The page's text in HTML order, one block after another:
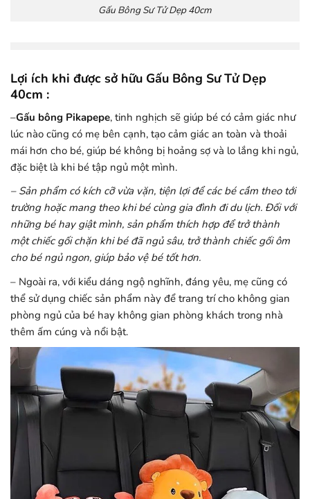
Gấu Bông Sư Tử Dẹp 40cm
Lợi ích khi được sở hữu Gấu Bông Sư Tử Dẹp
40cm :
–Gấu bông Pikapepe, tinh nghịch sẽ giúp bé có cảm giác như
lúc nào cũng có mẹ bên cạnh, tạo cảm giác an toàn và thoải
mái hơn cho bé, giúp bé không bị hoảng sợ và lo lắng khi ngủ,
đặc biệt là khi bé tập ngủ một mình.
– Sản phẩm có kích cỡ vừa vặn, tiện lợi để các bé cầm theo tới
trường hoặc mang theo khi bé cùng gia đình đi du lịch. Đối với
những bé hay giật mình, sản phẩm thích hợp để trở thành
một chiếc gối chặn khi bé đã ngủ sâu, trở thành chiếc gối ôm
cho bé ngủ ngon, giúp bảo vệ bé tốt hơn.
– Ngoài ra, với kiểu dáng ngộ nghĩnh, đáng yêu, mẹ cũng có
thể sử dụng chiếc sản phẩm này để trang trí cho không gian
phòng ngủ của bé hay không gian phòng khách trong nhà
thêm ấm cúng và nổi bật.